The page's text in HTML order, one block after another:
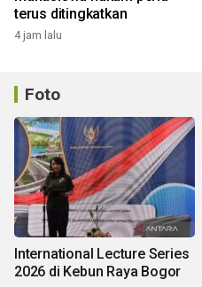
terus ditingkatkan
4 jam lalu
Foto
International Lecture Series
2026 di Kebun Raya Bogor